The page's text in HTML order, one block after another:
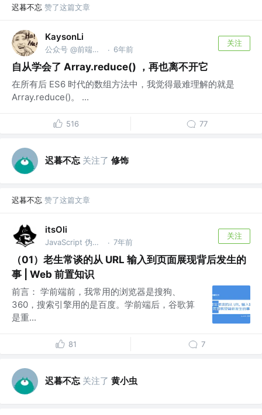
迟暮不忘 赞了这篇文章
KaysonLi
公众号 @前端之窗 · 6年前
关注
自从学会了 Array.reduce() ，再也离不开它
在所有后 ES6 时代的数组方法中，我觉得最难理解的就是
Array.reduce()。 ...
516 77
迟暮不忘 关注了 修饰
迟暮不忘 赞了这篇文章
itsOli
JavaScript 伪全栈 @前端一万小时 | 巨人肩上 · 7年前
关注
（01）老生常谈的从 URL 输入到页面展现背后发生的
事 | Web 前置知识
前言： 学前端前，我常用的浏览器是搜狗、
360，搜索引擎用的是百度。学前端后，谷歌算
是重...
81 7
迟暮不忘 关注了 黄小虫